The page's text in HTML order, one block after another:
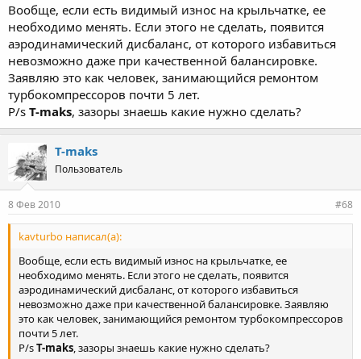
Вообще, если есть видимый износ на крыльчатке, ее
необходимо менять. Если этого не сделать, появится
аэродинамический дисбаланс, от которого избавиться
невозможно даже при качественной балансировке.
Заявляю это как человек, занимающийся ремонтом
турбокомпрессоров почти 5 лет.
P/s T-maks, зазоры знаешь какие нужно сделать?
T-maks
Пользователь
8 Фев 2010 #68
kavturbo написал(а):
Вообще, если есть видимый износ на крыльчатке, ее
необходимо менять. Если этого не сделать, появится
аэродинамический дисбаланс, от которого избавиться
невозможно даже при качественной балансировке. Заявляю
это как человек, занимающийся ремонтом турбокомпрессоров
почти 5 лет.
P/sT-maks, зазоры знаешь какие нужно сделать?